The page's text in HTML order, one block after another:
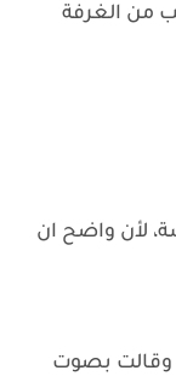
من الغرفة
لأن واضح ان
وقالت بصوت